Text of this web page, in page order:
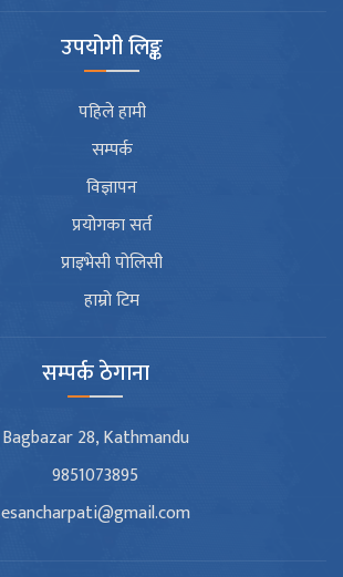
उपयोगी लिङ्क
पहिले हामी
सम्पर्क
विज्ञापन
प्रयोगका सर्त
प्राइभेसी पोलिसी
हाम्रो टिम
सम्पर्क ठेगाना
Bagbazar 28, Kathmandu
9851073895
esancharpati@gmail.com